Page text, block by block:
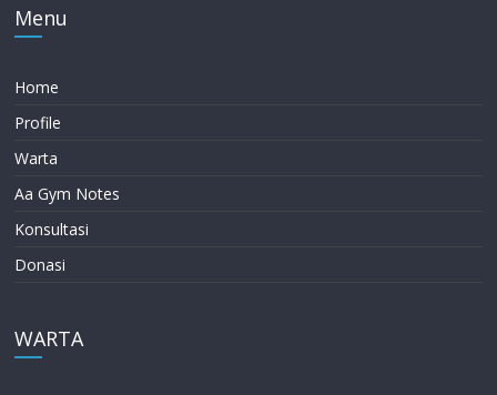
Menu
Home
Profile
Warta
Aa Gym Notes
Konsultasi
Donasi
WARTA